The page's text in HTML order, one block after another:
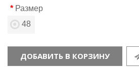
Размер
48
ДОБАВИТЬ В КОРЗИНУ